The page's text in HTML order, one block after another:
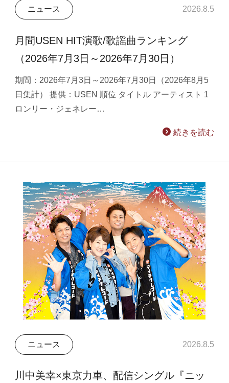
ニュース 2026.8.5
月間USEN HIT演歌/歌謡曲ランキング
（2026年7月3日～2026年7月30日）
期間：2026年7月3日～2026年7月30日（2026年8月5
日集計） 提供：USEN 順位 タイトル アーティスト 1
ロンリー・ジェネレー…
続きを読む
ニュース 2026.8.5
川中美幸×東京力車、配信シングル『ニッ